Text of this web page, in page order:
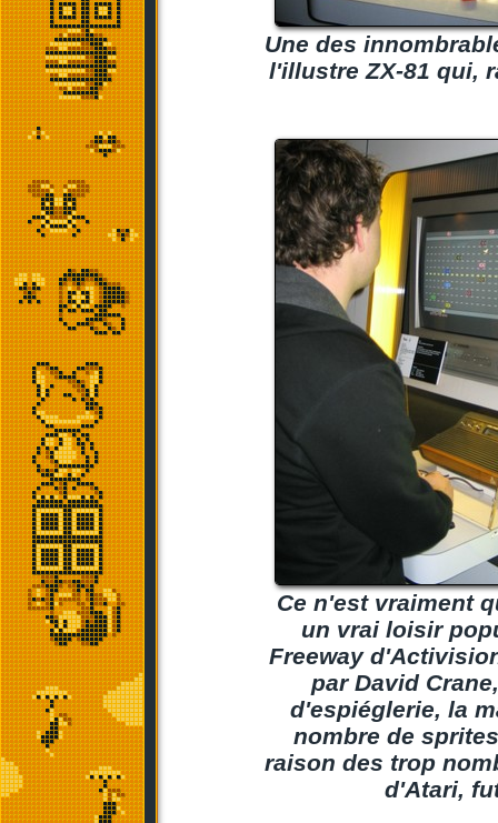
Une des
l'illustre ZX-81 qui,
Ce n'est vraiment
un vrai loisir
Freeway
par David
d'espiéglerie, la
nombre de
raison des trop
d'Atari,